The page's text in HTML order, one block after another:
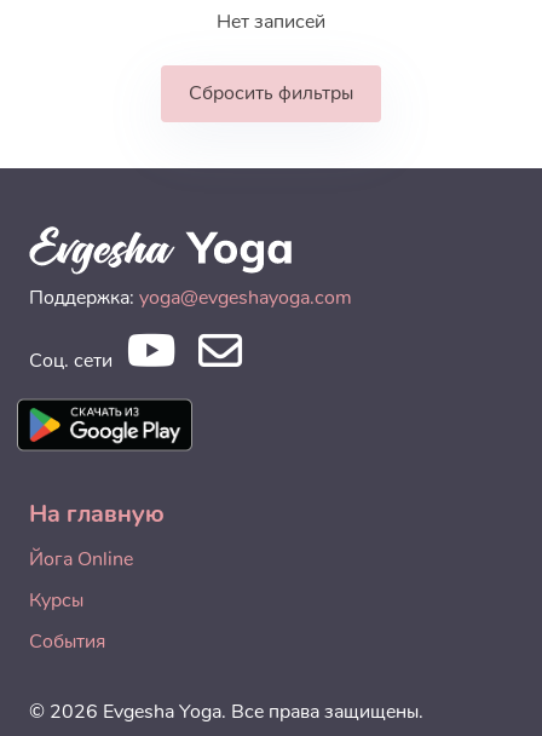
Нет записей
Сбросить фильтры
Поддержка: yoga@evgeshayoga.com
Соц. сети
На главную
Йога Online
Курсы
События
© 2026 Evgesha Yoga. Все права защищены.